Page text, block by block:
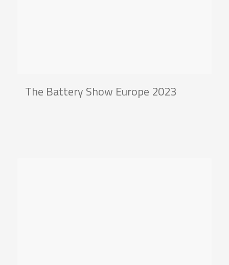
The Battery Show Europe 2023